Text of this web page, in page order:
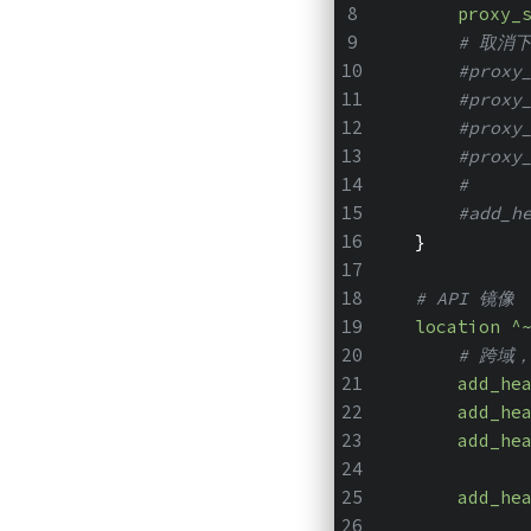
# 取消
#
    }
# API 镜像
location ^~
# 跨域